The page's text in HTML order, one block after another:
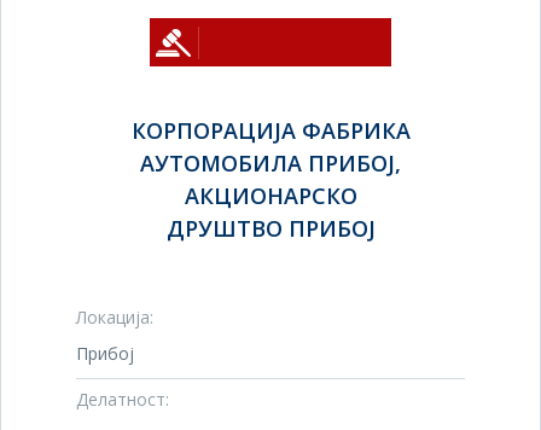
КОРПОРАЦИЈА ФАБРИКА
АУТОМОБИЛА ПРИБОЈ,
АКЦИОНАРСКО
ДРУШТВО ПРИБОЈ
Локација:
Прибој
Делатност: